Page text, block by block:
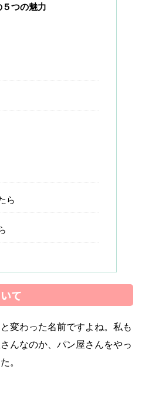
つの魅力
ら
て
変わった名前ですよね。私も
んなのか、パン屋さんをやっ
。